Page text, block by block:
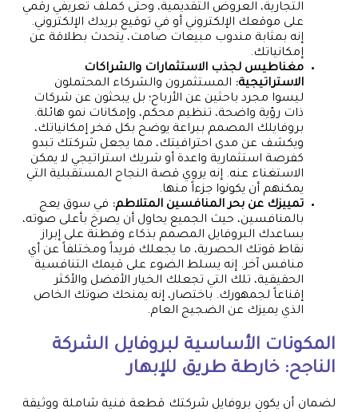
التجارية، العروض التقديمية، وحتى كملف تعريفي رقمي
على موقعك الإلكتروني أو في توقيع بريدك الإلكتروني.
إنه بمثابة مندوب مبيعات صامت، يتحدث بطلاقة عن
إمكانياتك.
مغناطيس لجذب الاستثمارات والشراكات
الاستراتيجية: المستثمرون والشركاء المحتملون
ليسوا مجرد باحثين عن الأرباح؛ بل يبحثون عن شركات
ذات رؤية واضحة، تنظيم محكم، وإمكانات نمو هائلة.
بروفايلك المصمم ببراعة يوضح بكل فخر إمكانياتك،
ويكشف عن مدى احترافيتك، مما يجعل شركتك تبدو
كفرصة استثمارية واعدة أو شريك استراتيجي لا يمكن
الاستغناء عنه. إنه يروي قصة النجاح المستقبلية التي
يمكنهم أن يكونوا جزءاً منها.
تمييزك عن بحر المنافسين المتلاطم: في سوق يعج
بالمنافسين، حيث الجميع يحاول أن يصرخ بأعلى صوته،
يساعدك البروفايل المصمم بذكاء وفطنة على إبراز
نقاط قوتك الحصرية، ما يجعلك فريداً ومختلفاً عن أي
منافس آخر. إنه يسلط الضوء على قيمك التنافسية
الحقيقية، تلك التي تجعلك الخيار الأفضل والأكثر
إقناعاً لجمهورك. باختصار، إنه يمنحك صوتك الخاص
الذي يميزك عن الضجيج العام.
المكونات الأساسية لبروفايل الشركة
الناجح: خارطة طريق للإبهار
لضمان أن يكون بروفايل شركتك قطعة فنية شاملة ووثيقة